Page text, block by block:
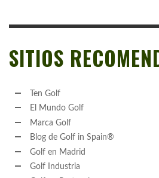
SITIOS
Ten Golf
El Mundo Golf
Marca Golf
Blog de Golf in Spain®
Golf en Madrid
Golf Industria